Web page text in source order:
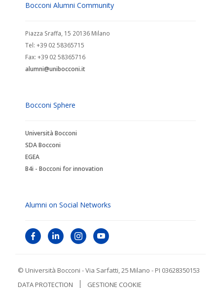
Bocconi Alumni Community
Piazza Sraffa, 15 20136 Milano
Tel: +39 02 58365715
Fax: +39 02 58365716
alumni@unibocconi.it
Bocconi Sphere
Università Bocconi
SDA Bocconi
EGEA
B4i - Bocconi for innovation
Alumni on Social Networks
© Università Bocconi - Via Sarfatti, 25 Milano - PI 03628350153
DATA PROTECTION
GESTIONE COOKIE